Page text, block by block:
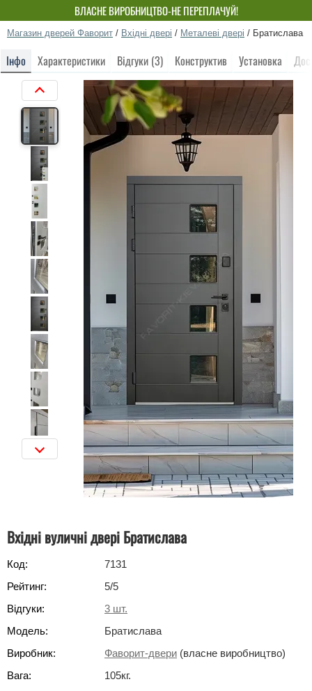
ВЛАСНЕ ВИРОБНИЦТВО-НЕ ПЕРЕПЛАЧУЙ!
Магазин дверей Фаворит / Вхідні двері / Металеві двері / Братислава
Інфо Характеристики Відгуки (3) Конструктив Установка
Вхідні вуличні двері Братислава
Код:
7131
Рейтинг:
5/5
Відгуки:
3 шт.
Модель:
Братислава
Виробник:
Фаворит-двери (власне виробництво)
Вага:
105кг.